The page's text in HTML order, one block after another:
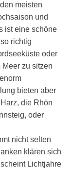
meisten
und
ist eine schöne
richtig
oder
Meer zu sitzen
bieten aber
die Rhön
oder
nicht selten
klären sich
Lichtjahre